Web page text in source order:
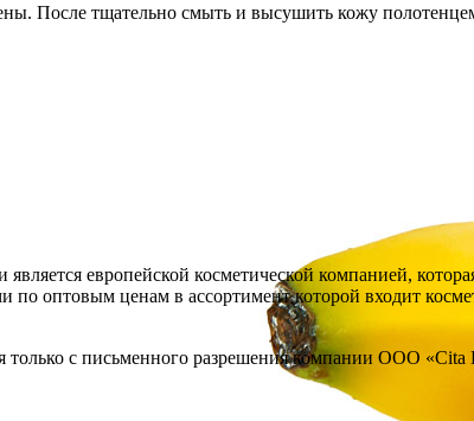
После тщательно смыть и высушить кожу
европейской косметической компанией,
оптовым ценам в ассортимент которой входит
только с письменного разрешения компании ООО «Cita